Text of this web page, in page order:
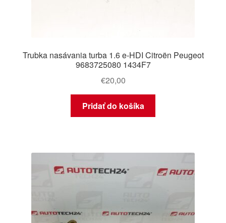
Trubka nasávania turba 1.6 e-HDI Citroën Peugeot
9683725080 1434F7
€20,00
Pridať do košíka